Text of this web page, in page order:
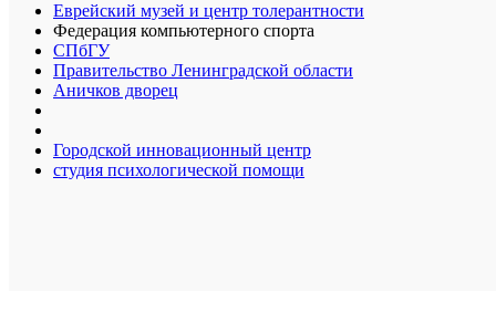
Еврейский музей и центр толерантности
Федерация компьютерного спорта
СПбГУ
Правительство Ленинградской области
Аничков дворец
Городской инновационный центр
студия психологической помощи